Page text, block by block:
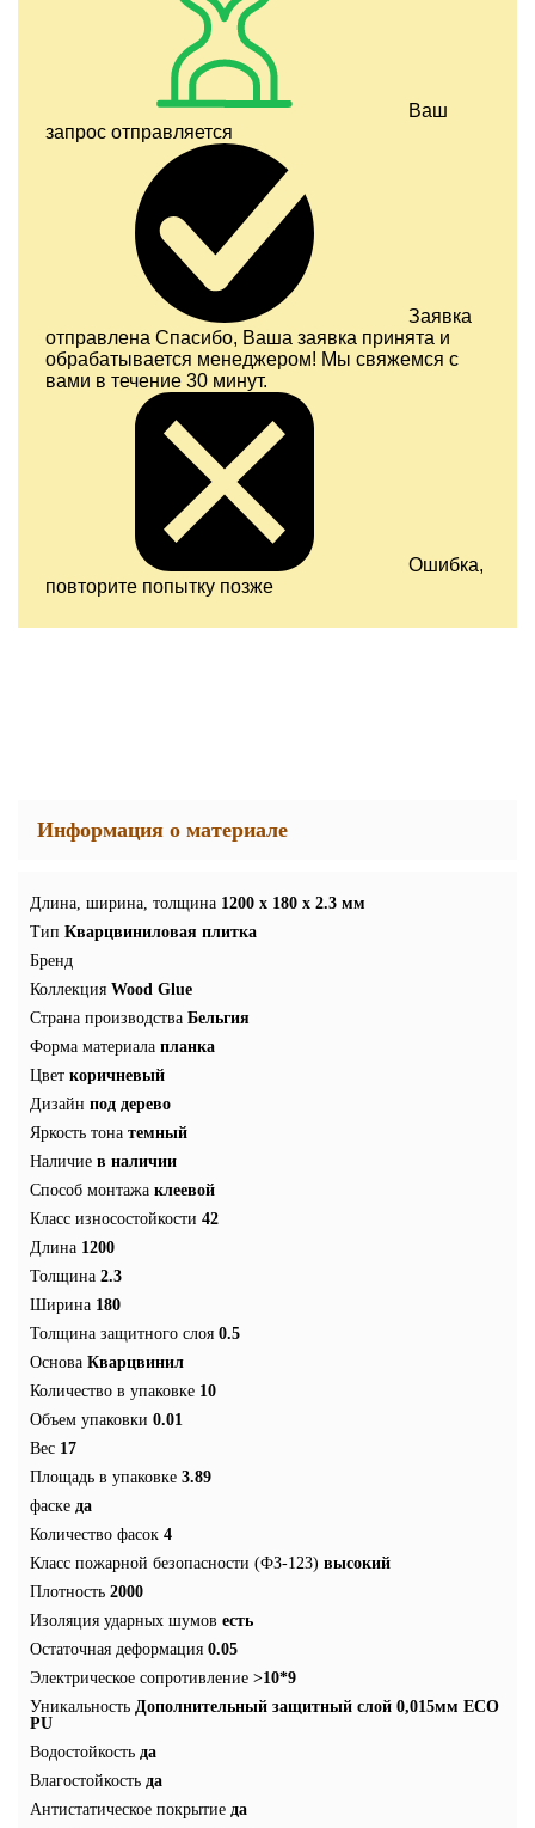
Ваш
запрос отправляется
Заявка
отправлена Спасибо, Ваша заявка принята и
обрабатывается менеджером! Мы свяжемся с
вами в течение 30 минут.
Ошибка,
повторите попытку позже
Информация о материале
Длина, ширина, толщина 1200 x 180 x 2.3 мм
Тип Кварцвиниловая плитка
Бренд
Коллекция Wood Glue
Страна производства Бельгия
Форма материала планка
Цвет коричневый
Дизайн под дерево
Яркость тона темный
Наличие в наличии
Способ монтажа клеевой
Класс износостойкости 42
Длина 1200
Толщина 2.3
Ширина 180
Толщина защитного слоя 0.5
Основа Кварцвинил
Количество в упаковке 10
Объем упаковки 0.01
Вес 17
Площадь в упаковке 3.89
фаске да
Количество фасок 4
Класс пожарной безопасности (ФЗ-123) высокий
Плотность 2000
Изоляция ударных шумов есть
Остаточная деформация 0.05
Электрическое сопротивление >10*9
Уникальность Дополнительный защитный слой 0,015мм ECO
PU
Водостойкость да
Влагостойкость да
Антистатическое покрытие да